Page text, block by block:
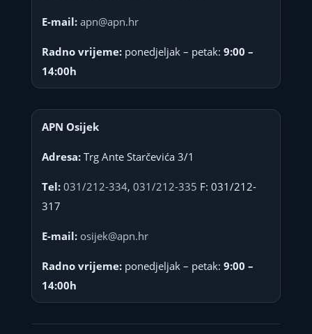
E-mail: apn@apn.hr
Radno vrijeme:ponedjeljak – petak: 9:00 –
14:00h
APN Osijek
Adresa:Trg Ante Starčevića 3/1
Tel: 031/212-334, 031/212-335 F: 031/212-
317
E-mail: osijek@apn.hr
Radno vrijeme:ponedjeljak – petak: 9:00 –
14:00h